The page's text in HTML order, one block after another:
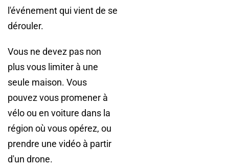
l'événement qui vient de se
dérouler.
Vous ne devez pas non
plus vous limiter à une
seule maison. Vous
pouvez vous promener à
vélo ou en voiture dans la
région où vous opérez, ou
prendre une vidéo à partir
d'un drone.